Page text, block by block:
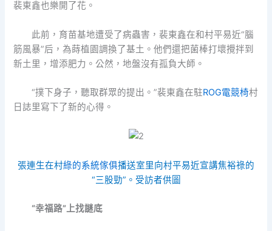
裴東鑫也樂開了花。
此前，育苗基地遭受了病蟲害，裴東鑫在和村平易近“腦
筋風暴”后，為蒔植園調換了基土。他們還把菌棒打壞攪拌到
新土里，增添肥力。公然，地盤沒有孤負大師。
“撲下身子，聽取群眾的提出。”裴東鑫在駐ROG電競椅村
日誌里寫下了新的心得。
張連生在村綠的系統傢俱播送室里向村平易近宣講焦裕祿的
“三股勁”。受訪者供圖
“幸福路”上找謎底